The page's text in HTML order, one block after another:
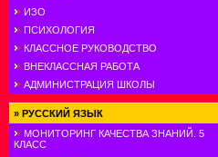
ИЗО
ПСИХОЛОГИЯ
КЛАССНОЕ РУКОВОДСТВО
ВНЕКЛАССНАЯ РАБОТА
АДМИНИСТРАЦИЯ ШКОЛЫ
» РУССКИЙ ЯЗЫК
МОНИТОРИНГ КАЧЕСТВА ЗНАНИЙ. 5
КЛАСС